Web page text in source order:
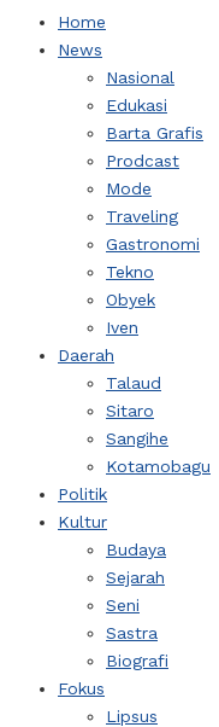
Home
News
Nasional
Edukasi
Barta Grafis
Prodcast
Mode
Traveling
Gastronomi
Tekno
Obyek
Iven
Daerah
Talaud
Sitaro
Sangihe
Kotamobagu
Politik
Kultur
Budaya
Sejarah
Seni
Sastra
Biografi
Fokus
Lipsus